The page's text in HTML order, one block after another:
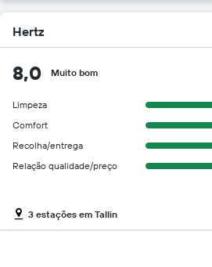
Hertz
8,0 Muito bom
Limpeza
Comfort
Recolha/entrega
Relação qualidade/preço
3 estações em Tallin